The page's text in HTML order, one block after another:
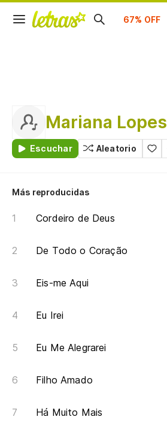
Suscríbete
Mariana Lopes
Escuchar Aleatorio
Más reproducidas
Cordeiro de Deus
De Todo o Coração
Eis-me Aqui
Eu Irei
Eu Me Alegrarei
Filho Amado
Há Muito Mais